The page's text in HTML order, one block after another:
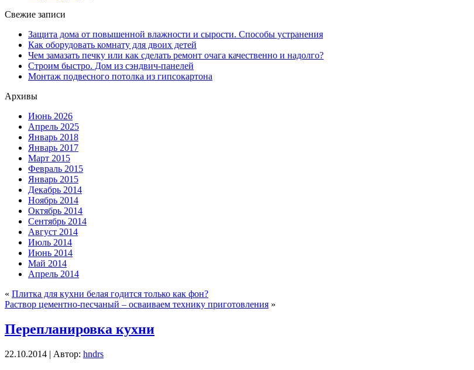
Свежие записи
Защита дома от повышенной влажности и сырости. Способы устранения
Как оборудовать комнату для двоих детей
Чем замазать печку или как сделать ремонт очага качественно и надолго?
Строим быстро. Дом из сэндвич-панелей
Монтаж подвесного потолка из гипсокартона
Архивы
Июнь 2026
Апрель 2025
Январь 2018
Январь 2017
Март 2015
Февраль 2015
Январь 2015
Декабрь 2014
Ноябрь 2014
Октябрь 2014
Сентябрь 2014
Август 2014
Июль 2014
Июнь 2014
Май 2014
Апрель 2014
« Плитка для кухни белая годится только как фон?
Раствор цементно-песчаный – осваиваем технику приготовления »
Перепланировка кухни
22.10.2014 | Автор: hndrs